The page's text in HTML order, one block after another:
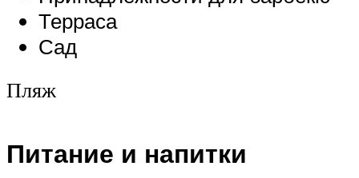
Терраса
Сад
Пляж
Питание и напитки